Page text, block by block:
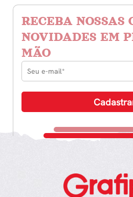
RECEBA NOSSAS
NOVIDADES EM
MÃO